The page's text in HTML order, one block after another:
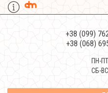
+38 (099)
+38 (068)
ПН-
СБ-